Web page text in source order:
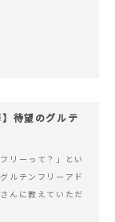
待望のグルテ
リーって？」とい
ルテンフリーアド
んに教えていただ